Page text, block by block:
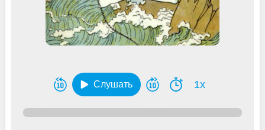
Слушать 1x